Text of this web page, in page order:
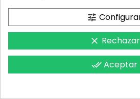
tune
clear Rechazar
done_all Aceptar